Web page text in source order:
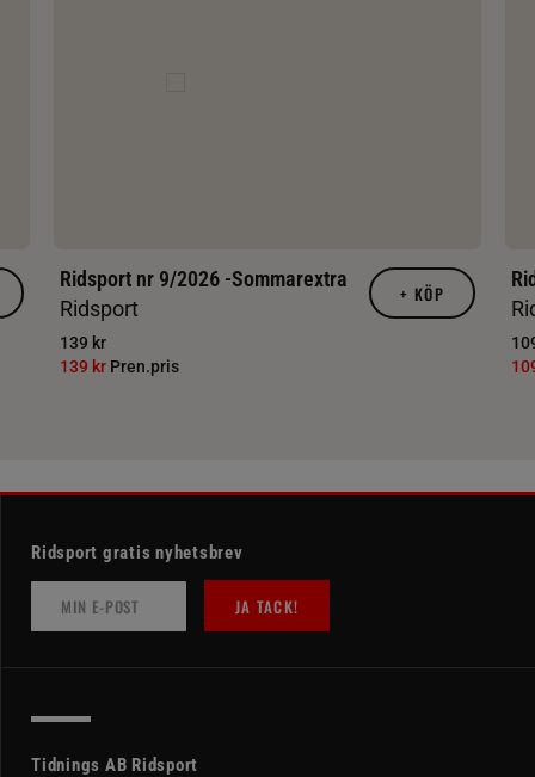
Ridsport nr 9/2026 -Sommarextra
Ridsport
139 kr
139 kr Pren.pris
+ KÖP
Ridsport gratis nyhetsbrev
JA TACK!
Tidnings AB Ridsport